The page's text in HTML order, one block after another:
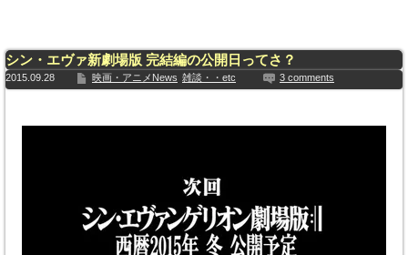
シン・エヴァ新劇場版 完結編の公開日ってさ？
2015.09.28 映画・アニメNews 雑談・・etc 3 comments